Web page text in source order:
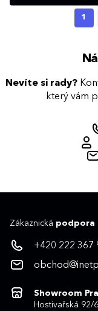
1
Nevíte si rady?
který vám
Zákaznická podpora
+420 222 367
Showroom
Hostivařská 92/